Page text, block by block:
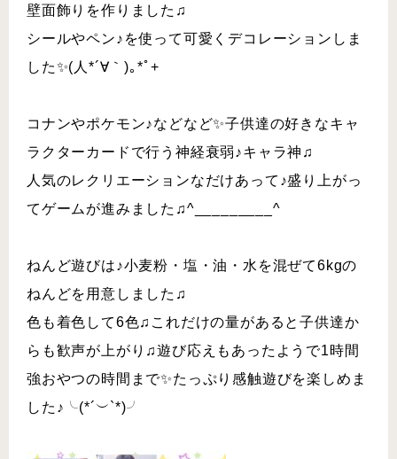
壁面飾りを作りました♫
シールやペン♪を使って可愛くデコレーションしま
した✨(人*´∀｀)｡*ﾟ+
コナンやポケモン♪などなど✨子供達の好きなキャ
ラクターカードで行う神経衰弱♪キャラ神♫
人気のレクリエーションなだけあって♪盛り上がっ
てゲームが進みました♫^_________^
ねんど遊びは♪小麦粉・塩・油・水を混ぜて6kgの
ねんどを用意しました♫
色も着色して6色♫これだけの量があると子供達か
らも歓声が上がり♫遊び応えもあったようで1時間
強おやつの時間まで✨たっぷり感触遊びを楽しめま
した♪╰(*´︶`*)╯